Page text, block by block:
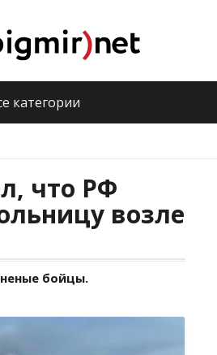
категории
что РФ
возле
бойцы.